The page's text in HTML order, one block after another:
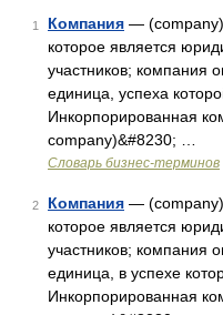
1 Компания — (company)
которое является
участников; компания
единица, успеха
Инкорпорированная
company)&#8230; …
Словарь бизнес-терминов
2 Компания — (company)
которое является
участников; компания
единица, в успехе
Инкорпорированная